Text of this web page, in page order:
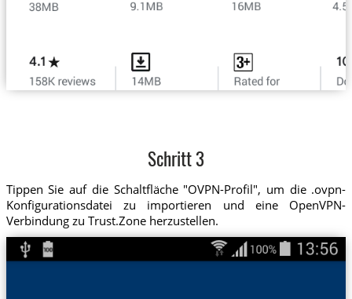
Schritt 3
Tippen Sie auf die Schaltfläche "OVPN-Profil", um die .ovpn-
Konfigurationsdatei zu importieren und eine OpenVPN-
Verbindung zu Trust.Zone herzustellen.